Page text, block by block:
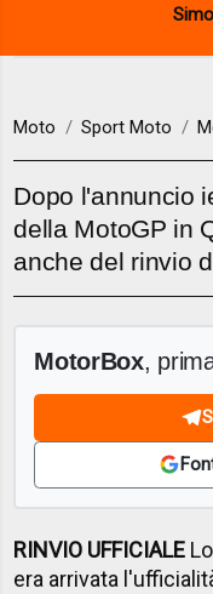
Moto Sport Moto
Dopo l'annuncio
della MotoGP in
anche del rinvio
MotorBox,
RINVIO UFFICIALE
era arrivata